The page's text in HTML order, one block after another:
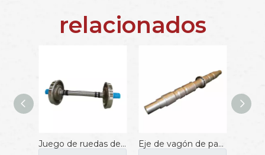
relacionados
Juego de ruedas de ferrocarril estándar AAR Eje de vagón de pasajeros de ferrocarril con estándar AAR